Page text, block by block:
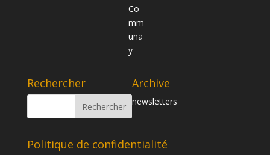
Rechercher Archive
newsletters
Politique de confidentialité